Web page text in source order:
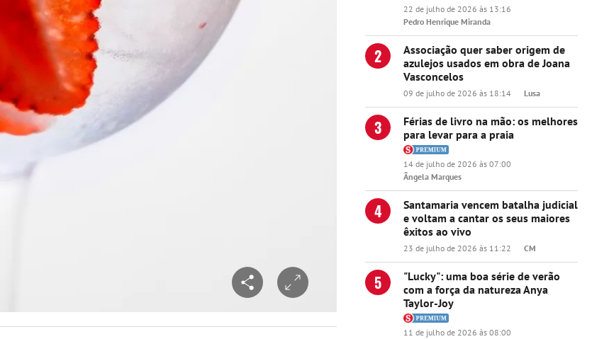
22 de julho de 2026 às 13:16
Pedro Henrique Miranda
2
Associação quer saber origem de
azulejos usados em obra de Joana
Vasconcelos
09 de julho de 2026 às 18:14 Lusa
3
Férias de livro na mão: os melhores
para levar para a praia
14 de julho de 2026 às 07:00
Ângela Marques
4
Santamaria vencem batalha judicial
e voltam a cantar os seus maiores
êxitos ao vivo
23 de julho de 2026 às 11:22 CM
5
"Lucky": uma boa série de verão
com a força da natureza Anya
Taylor-Joy
11 de julho de 2026 às 08:00